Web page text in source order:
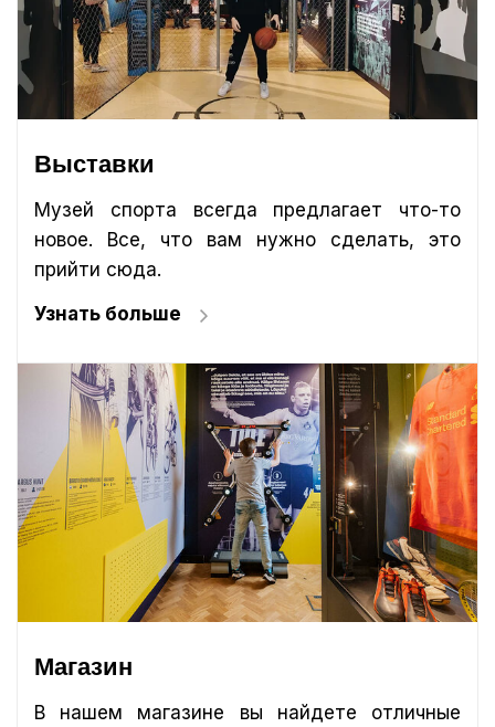
Выставки
Музей спорта всегда предлагает что-то
новое. Все, что вам нужно сделать, это
прийти сюда.
Узнать больше
Магазин
В нашем магазине вы найдете отличные